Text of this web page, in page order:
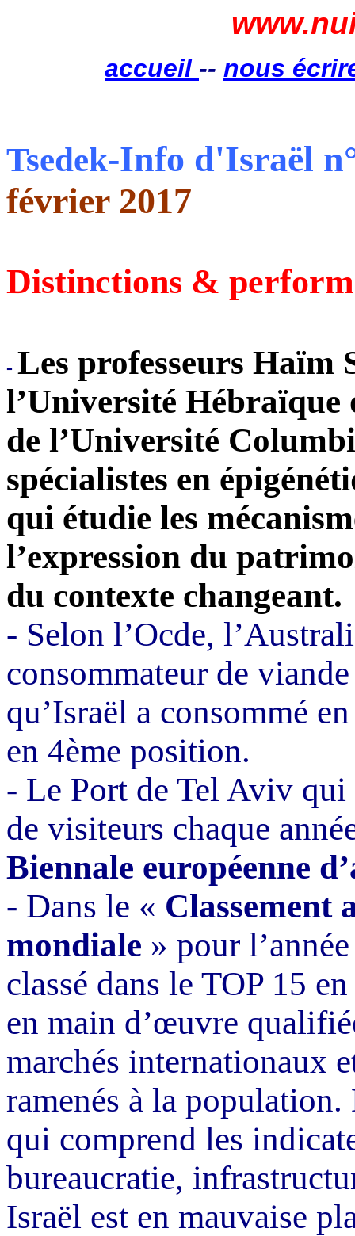
accueil -- nous
Tsedek-Info d'Israël
février 2017
Distinctions &
- Les professeurs Haïm
l’Université
de l’Université
spécialistes en
qui étudie les
l’expression du
du contexte changeant.
- Selon l’Ocde,
consommateur de
qu’Israël a consommé
en 4ème position.
- Le Port de Tel Aviv qui
de visiteurs chaque
Biennale européenne
- Dans le « Classement
mondiale » pour
classé dans le TOP 15
en main d’œuvre
marchés internationaux
ramenés à la population.
qui comprend les
bureaucratie,
Israël est en mauvaise